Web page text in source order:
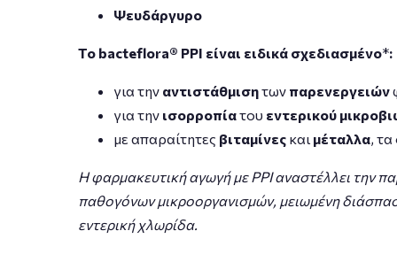
Ψευδάργυρο
Το bacteflora® PPI είναι ειδικά σχεδιασμένο*:
για την αντιστάθμισητων παρενεργειών
για την ισορροπίατου εντερικού
με απαραίτητες βιταμίνεςκαι μέταλλα, τα
Η φαρμακευτική αγωγή με PPI αναστέλλει την
παθογόνων μικροοργανισμών, μειωμένη
εντερική χλωρίδα.